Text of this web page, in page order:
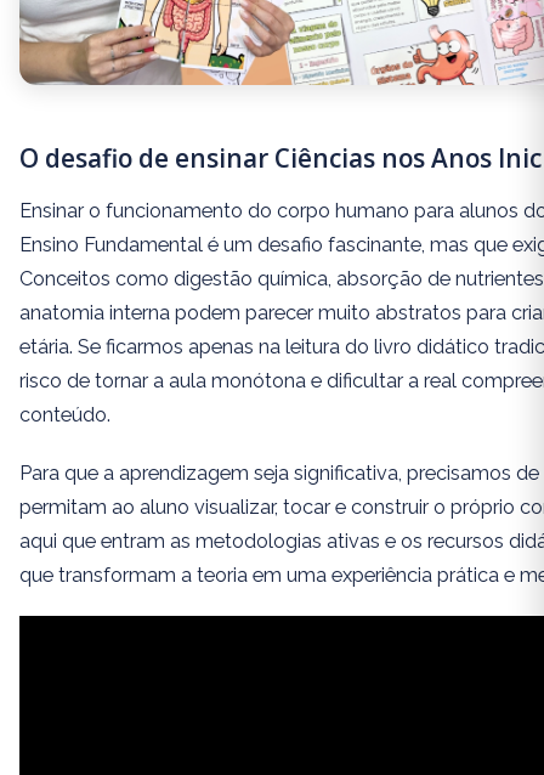
O desafio de ensinar Ciências nos Anos
Ensinar o funcionamento do corpo humano para alunos
Ensino Fundamental é um desafio fascinante, mas que
Conceitos como digestão química, absorção de
anatomia interna podem parecer muito abstratos para
etária. Se ficarmos apenas na leitura do livro didático
risco de tornar a aula monótona e dificultar a real
conteúdo.
Para que a aprendizagem seja significativa, precisamos
permitam ao aluno visualizar, tocar e construir o próprio
aqui que entram as metodologias ativas e os recursos
que transformam a teoria em uma experiência prática e